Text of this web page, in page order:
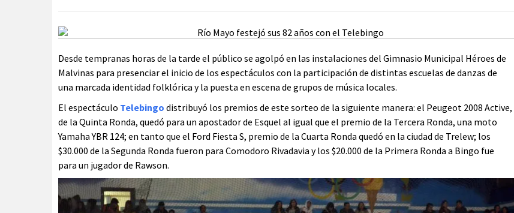
Desde tempranas horas de la tarde el público se agolpó en las instalaciones del Gimnasio Municipal Héroes de
Malvinas para presenciar el inicio de los espectáculos con la participación de distintas escuelas de danzas de
una marcada identidad folklórica y la puesta en escena de grupos de música locales.
El espectáculo Telebingo distribuyó los premios de este sorteo de la siguiente manera: el Peugeot 2008 Active,
de la Quinta Ronda, quedó para un apostador de Esquel al igual que el premio de la Tercera Ronda, una moto
Yamaha YBR 124; en tanto que el Ford Fiesta S, premio de la Cuarta Ronda quedó en la ciudad de Trelew; los
$30.000 de la Segunda Ronda fueron para Comodoro Rivadavia y los $20.000 de la Primera Ronda a Bingo fue
para un jugador de Rawson.